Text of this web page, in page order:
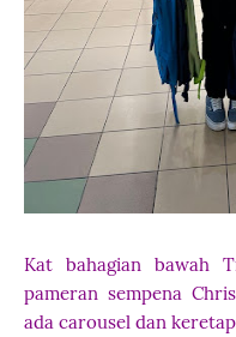
Kat bahagian bawah
pameran sempena
ada carousel dan